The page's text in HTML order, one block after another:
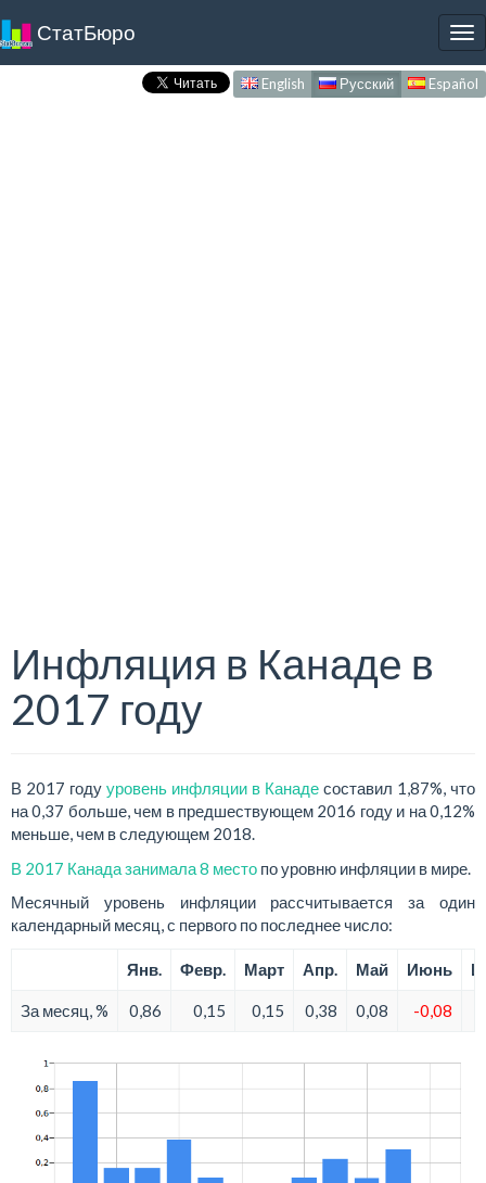
СтатБюро
English Русский Español
Инфляция в Канаде в
2017 году
В 2017 году уровень инфляции в Канаде составил 1,87%, что
на 0,37 больше, чем в предшествующем 2016 году и на 0,12%
меньше, чем в следующем 2018.
В 2017 Канада занимала 8 место по уровню инфляции в мире.
Месячный уровень инфляции рассчитывается за один
календарный месяц, с первого по последнее число:
Янв. Февр. Март Апр. Май Июнь
За месяц, % 0,86 0,15 0,15 0,38 0,08 -0,08